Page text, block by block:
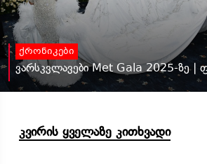
ქრონიკები
ვარსკვლავები Met Gala 2025-ზე |
კვირის ყველაზე კითხვადი